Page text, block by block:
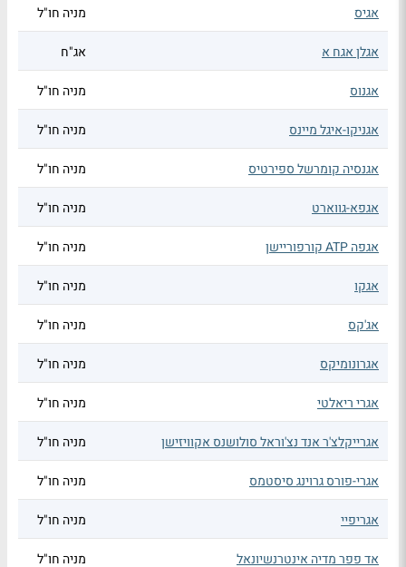
אגיס מניה חו"ל
אגלן אגח א אג"ח
אגנוס מניה חו"ל
אגניקו-איגל מיינס מניה חו"ל
אגנסיה קומרשל ספירטיס מניה חו"ל
אגפא-גווארט מניה חו"ל
אגפה ATP קורפוריישן מניה חו"ל
אגקו מניה חו"ל
אג'קס מניה חו"ל
אגרונומיקס מניה חו"ל
אגרי ריאלטי מניה חו"ל
אגרייקלצ'ר אנד נצ'וראל סולושנס אקוויזישן מניה חו"ל
אגרי-פורס גרוינג סיסטמס מניה חו"ל
אגריפיי מניה חו"ל
אד פפר מדיה אינטרנשיונאל מניה חו"ל